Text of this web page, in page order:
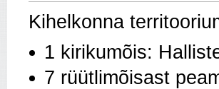
Kihelkonna
1 kirikumõis:
7 rüütlimõisast